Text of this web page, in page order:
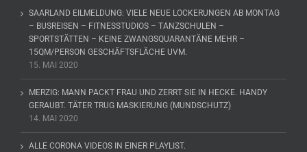
SAARLAND EILMELDUNG: VIELE NEUE LOCKERUNGEN AB MONTAG
– BUSREISEN – FITNESSTUDIOS – TANZSCHULEN –
SPORTSTÄTTEN – KEINE ZWANGSQUARANTÄNE MEHR –
15QM/PERSON GESCHÄFTSFLÄCHE UVM.
15. MAI 2020
MERZIG: MANN PACKT FRAU UND ZERRT SIE IN HECKE. HANDY
GERAUBT. TÄTER TRUG MASKIERUNG (MUNDSCHUTZ)
14. MAI 2020
ALLE CORONA VIDEOS IN EINER PLAYLIST.